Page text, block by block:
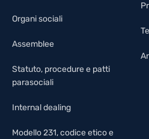
Organi sociali
Assemblee
Statuto, procedure e patti
parasociali
Internal dealing
Modello 231, codice etico e